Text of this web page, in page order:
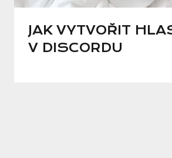
JAK VYTVOŘIT
V DISCORDU